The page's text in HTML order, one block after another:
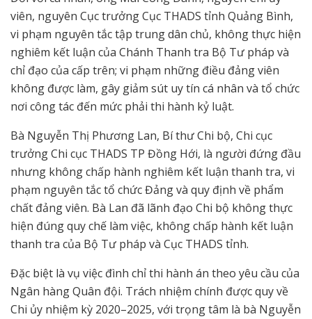
viên, nguyên Cục trưởng Cục THADS tỉnh Quảng Bình,
vi phạm nguyên tắc tập trung dân chủ, không thực hiện
nghiêm kết luận của Chánh Thanh tra Bộ Tư pháp và
chỉ đạo của cấp trên; vi phạm những điều đảng viên
không được làm, gây giảm sút uy tín cá nhân và tổ chức
nơi công tác đến mức phải thi hành kỷ luật.
Bà Nguyễn Thị Phương Lan, Bí thư Chi bộ, Chi cục
trưởng Chi cục THADS TP Đồng Hới, là người đứng đầu
nhưng không chấp hành nghiêm kết luận thanh tra, vi
phạm nguyên tắc tổ chức Đảng và quy định về phẩm
chất đảng viên. Bà Lan đã lãnh đạo Chi bộ không thực
hiện đúng quy chế làm việc, không chấp hành kết luận
thanh tra của Bộ Tư pháp và Cục THADS tỉnh.
Đặc biệt là vụ việc đình chỉ thi hành án theo yêu cầu của
Ngân hàng Quân đội. Trách nhiệm chính được quy về
Chi ủy nhiệm kỳ 2020–2025, với trọng tâm là bà Nguyễn